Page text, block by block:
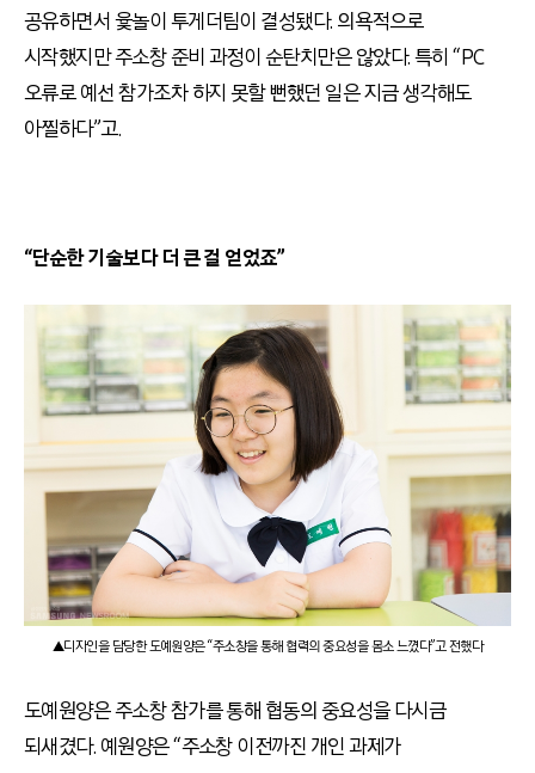
공유하면서 윷놀이 투게더팀이 결성됐다. 의욕적으로
시작했지만 주소창 준비 과정이 순탄치만은 않았다. 특히 “PC
오류로 예선 참가조차 하지 못할 뻔했던 일은 지금 생각해도
아찔하다”고.
“단순한 기술보다 더 큰 걸 얻었죠”
▲디자인을 담당한 도예원양은 “주소창을 통해 협력의 중요성을 몸소 느꼈다”고 전했다
도예원양은 주소창 참가를 통해 협동의 중요성을 다시금
되새겼다. 예원양은 “주소창 이전까진 개인 과제가